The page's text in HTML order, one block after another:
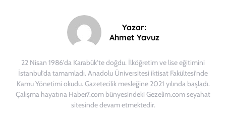
Yazar:
Ahmet Yavuz
22 Nisan 1986’da Karabük’te doğdu. İlköğretim ve lise eğitimini
İstanbul’da tamamladı. Anadolu Üniversitesi iktisat Fakültesi’nde
Kamu Yönetimi okudu. Gazetecilik mesleğine 2021 yılında başladı.
Çalışma hayatına Haber7.com bünyesindeki Gezelim.com seyahat
sitesinde devam etmektedir.